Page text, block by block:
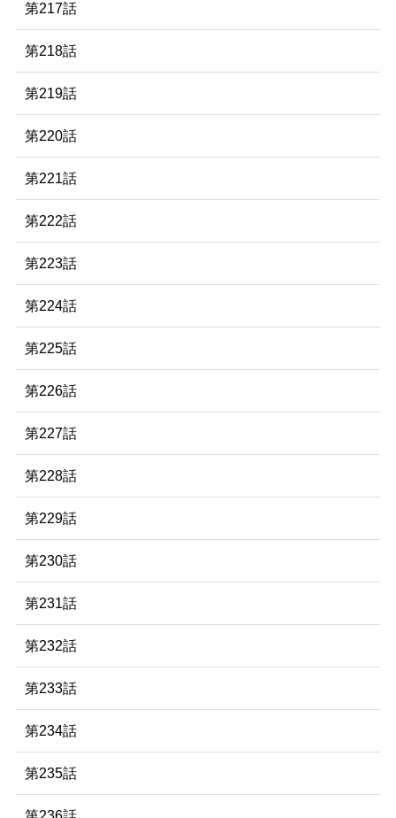
第217話
第218話
第219話
第220話
第221話
第222話
第223話
第224話
第225話
第226話
第227話
第228話
第229話
第230話
第231話
第232話
第233話
第234話
第235話